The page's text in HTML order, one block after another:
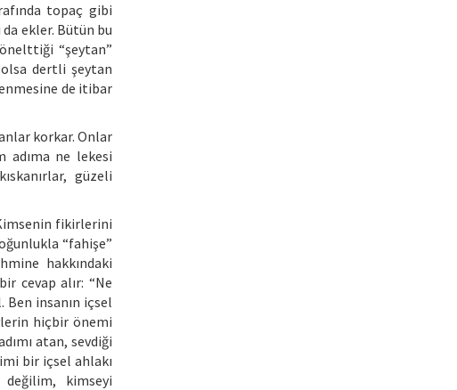
topaç gibi
ekler. Bütün bu
“şeytan”
dertli şeytan
de itibar
korkar. Onlar
adıma ne lekesi
güzeli
fikirlerini
“fahişe”
hakkındaki
cevap alır: “Ne
Ben insanın içsel
hiçbir önemi
atan, sevdiği
bir içsel ahlakı
değilim, kimseyi